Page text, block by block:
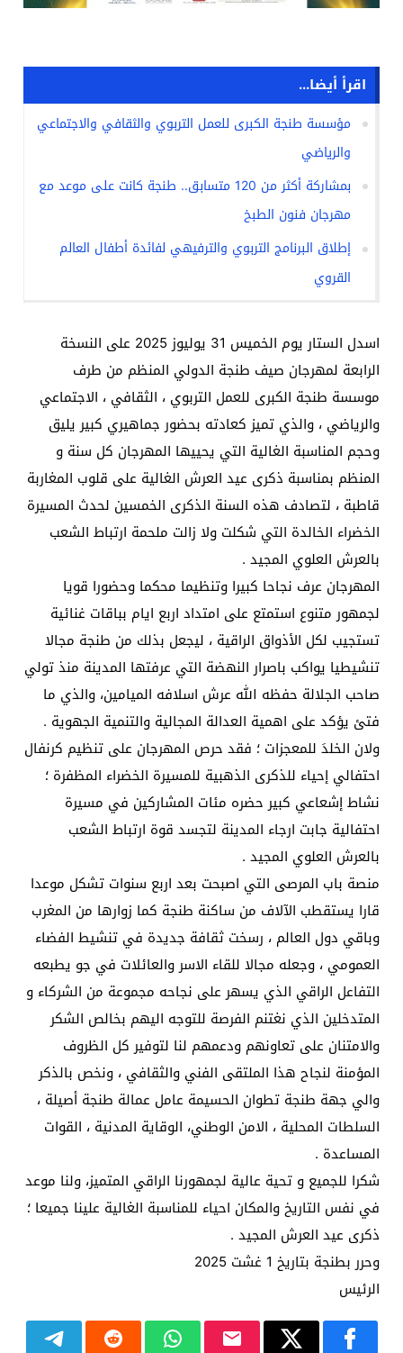
اقرأ أيضا...
مؤسسة طنجة الكبرى للعمل التربوي والثقافي والاجتماعي
والرياضي
بمشاركة أكثر من 120 متسابق.. طنجة كانت على موعد مع
مهرجان فنون الطبخ
إطلاق البرنامج التربوي والترفيهي لفائدة أطفال العالم
القروي
اسدل الستار يوم الخميس 31 يوليوز 2025 على النسخة
الرابعة لمهرجان صيف طنجة الدولي المنظم من طرف
موسسة طنجة الكبرى للعمل التربوي ، الثقافي ، الاجتماعي
والرياضي ، والذي تميز كعادته بحضور جماهيري كبير يليق
وحجم المناسبة الغالية التي يحييها المهرجان كل سنة و
المنظم بمناسبة ذكرى عيد العرش الغالية على قلوب المغاربة
قاطبة ، لتصادف هذه السنة الذكرى الخمسين لحدث المسيرة
الخضراء الخالدة التي شكلت ولا زالت ملحمة ارتباط الشعب
بالعرش العلوي المجيد .
المهرجان عرف نجاحا كبيرا وتنظيما محكما وحضورا قويا
لجمهور متنوع استمتع على امتداد اربع ايام بباقات غنائية
تستجيب لكل الأذواق الراقية ، ليجعل بذلك من طنجة مجالا
تنشيطيا يواكب باصرار النهضة التي عرفتها المدينة منذ تولي
صاحب الجلالة حفظه الله عرش اسلافه الميامين، والذي ما
فتئ يؤكد على اهمية العدالة المجالية والتنمية الجهوية .
ولان الخلدَ للمعجزات ؛ فقد حرص المهرجان على تنظيم كرنفال
احتفالي إحياء للذكرى الذهبية للمسيرة الخضراء المظفرة ؛
نشاط إشعاعي كبير حضره مئات المشاركين في مسيرة
احتفالية جابت ارجاء المدينة لتجسد قوة ارتباط الشعب
بالعرش العلوي المجيد .
منصة باب المرصى التي اصبحت بعد اربع سنوات تشكل موعدا
قارا يستقطب الآلاف من ساكنة طنجة كما زوارها من المغرب
وباقي دول العالم ، رسخت ثقافة جديدة في تنشيط الفضاء
العمومي ، وجعله مجالا للقاء الاسر والعائلات في جو يطبعه
التفاعل الراقي الذي يسهر على نجاحه مجموعة من الشركاء و
المتدخلين الذي نغتنم الفرصة للتوجه اليهم بخالص الشكر
والامتنان على تعاونهم ودعمهم لنا لتوفير كل الظروف
المؤمنة لنجاح هذا الملتقى الفني والثقافي ، ونخص بالذكر
والي جهة طنجة تطوان الحسيمة عامل عمالة طنجة أصيلة ،
السلطات المحلية ، الامن الوطني، الوقاية المدنية ، القوات
المساعدة .
شكرا للجميع و تحية عالية لجمهورنا الراقي المتميز، ولنا موعد
في نفس التاريخ والمكان احياء للمناسبة الغالية علينا جميعا ؛
ذكرى عيد العرش المجيد .
وحرر بطنجة بتاريخ 1 غشت 2025
الرئيس